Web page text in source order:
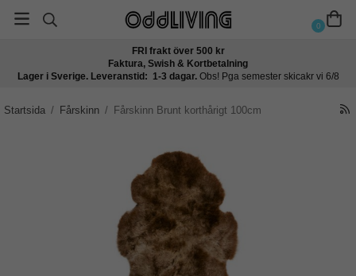
0
FRI frakt över 500 kr
Faktura, Swish & Kortbetalning
Lager i Sverige. Leveranstid: 1-3 dagar. Obs! Pga semester skicakr vi 6/8
Startsida / Fårskinn / Fårskinn Brunt korthårigt 100cm